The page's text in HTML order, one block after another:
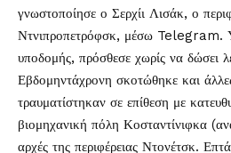
γνωστοποίησε ο Σερχίι Λισάκ, ο
Ντνιπροπετρόφσκ, μέσω Telegram.
υποδομής, πρόσθεσε χωρίς να δώσει
Εβδομηντάχρονη σκοτώθηκε και άλλες
τραυματίστηκαν σε επίθεση με
βιομηχανική πόλη Κοσταντίνιφκα
αρχές της περιφέρειας Ντονέτσκ.